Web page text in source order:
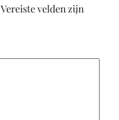
Vereiste velden zijn